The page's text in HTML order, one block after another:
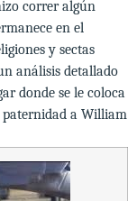
correr algún
en el
y sectas
análisis detallado
donde se le coloca
paternidad a William